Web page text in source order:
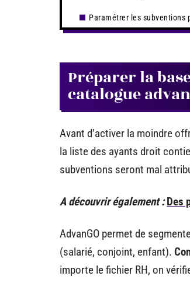
Paramétrer les subventions
Préparer la
catalogue
Avant d’activer la moindre
la liste des ayants droit
subventions seront mal
A découvrir également : Des
AdvanGO permet de
(salarié, conjoint, enfant).
importe le fichier RH, on